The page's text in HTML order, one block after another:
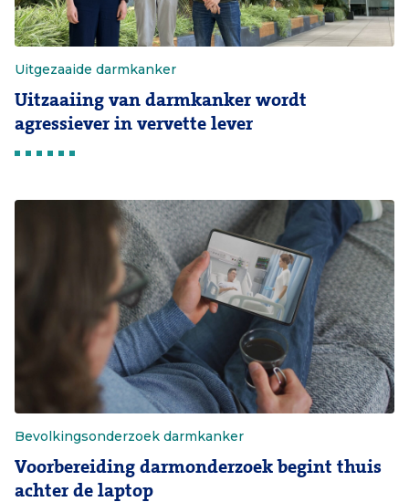
Uitgezaaide darmkanker
Uitzaaiing van darmkanker wordt
agressiever in vervette lever
Bevolkingsonderzoek darmkanker
Voorbereiding darmonderzoek begint thuis
achter de laptop